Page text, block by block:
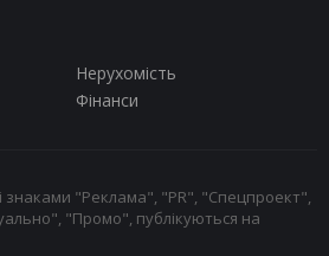
Нерухомість
Фінанси
знаками "Реклама", "PR", "Спецпроект",
"Промо", публікуються на